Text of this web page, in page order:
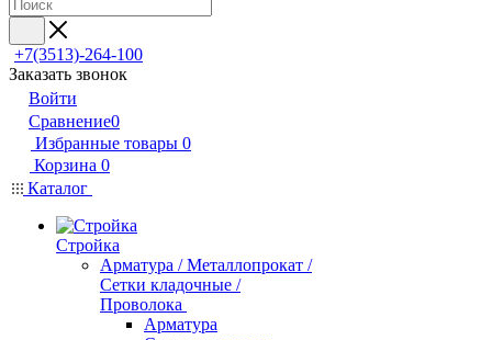
+7(3513)-264-100
Заказать звонок
Войти
Сравнение0
Избранные товары 0
Корзина 0
Каталог
Стройка
Арматура / Металлопрокат /
Сетки кладочные /
Проволока
Арматура